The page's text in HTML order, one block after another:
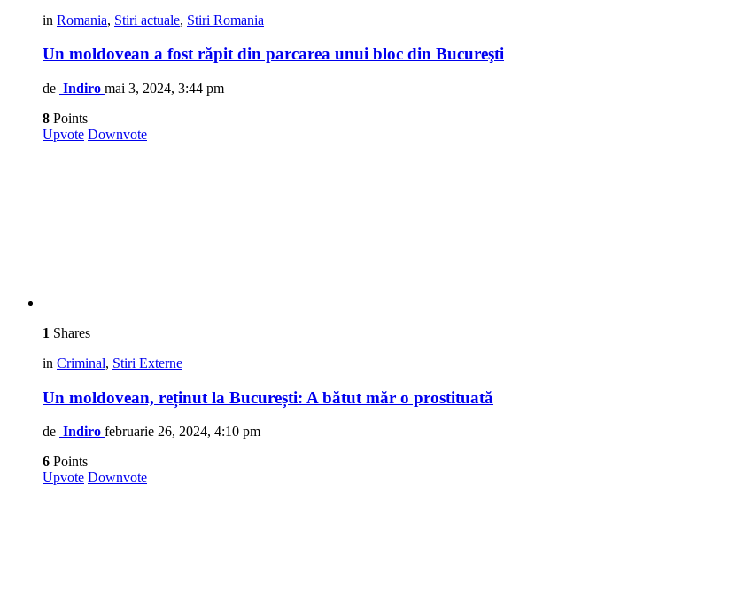
in Romania, Stiri actuale, Stiri Romania
Un moldovean a fost răpit din parcarea unui bloc din Bucureşti
de Indiro mai 3, 2024, 3:44 pm
8 Points
Upvote Downvote
1 Shares
in Criminal, Stiri Externe
Un moldovean, reținut la București: A bătut măr o prostituată
de Indiro februarie 26, 2024, 4:10 pm
6 Points
Upvote Downvote